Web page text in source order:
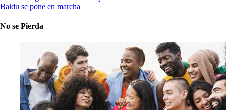
Baidu se pone en marcha
No se Pierda